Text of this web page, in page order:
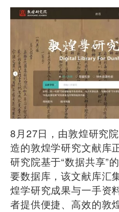
8月27日，由敦煌研究
造的敦煌学研究文献库
研究院基于“数据共享”
要数据库，该文献库汇
煌学研究成果与一手资
者提供便捷、高效的敦